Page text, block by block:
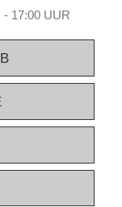
17:00 UUR